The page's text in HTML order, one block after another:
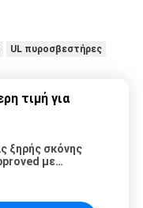
UL πυροσβεστήρες
τιμή για
ξηρής σκόνης
με